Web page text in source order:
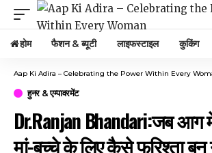
होम फैशन & ब्यूटी लाइफस्टाइल कुकिंग
Aap Ki Adira – Celebrating the Power Within Every
हुनर & एम्पावरमेंट
Dr.Ranjan Bhandari:जब
मां-बच्चे के लिए कैसे फरिश्ता बन